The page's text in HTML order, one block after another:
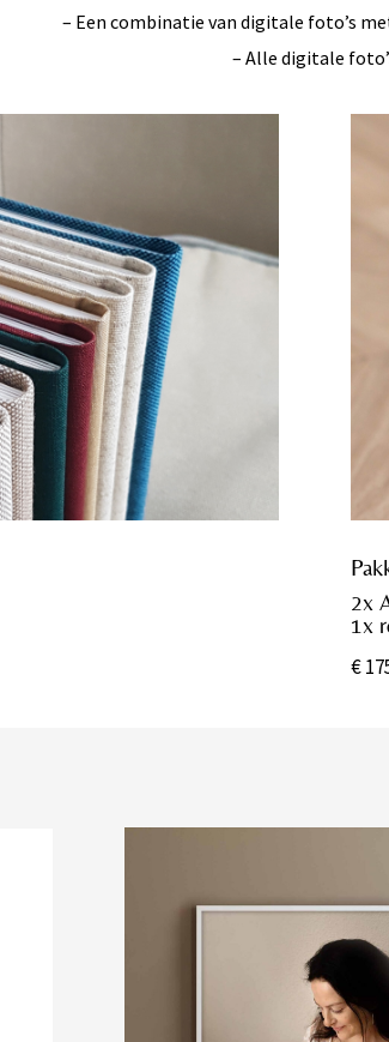
– Een combinatie van digitale foto’s
– Alle digitale
2x
1x
€